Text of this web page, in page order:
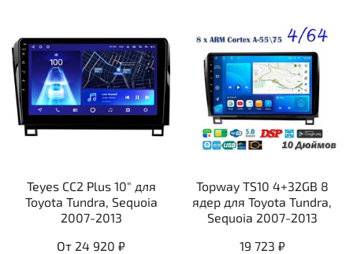
Teyes CC2 Plus 10" для
Toyota Tundra, Sequoia
2007-2013
От 24 920 ₽
Topway TS10 4+32GB 8
ядер для Toyota Tundra,
Sequoia 2007-2013
19 723 ₽